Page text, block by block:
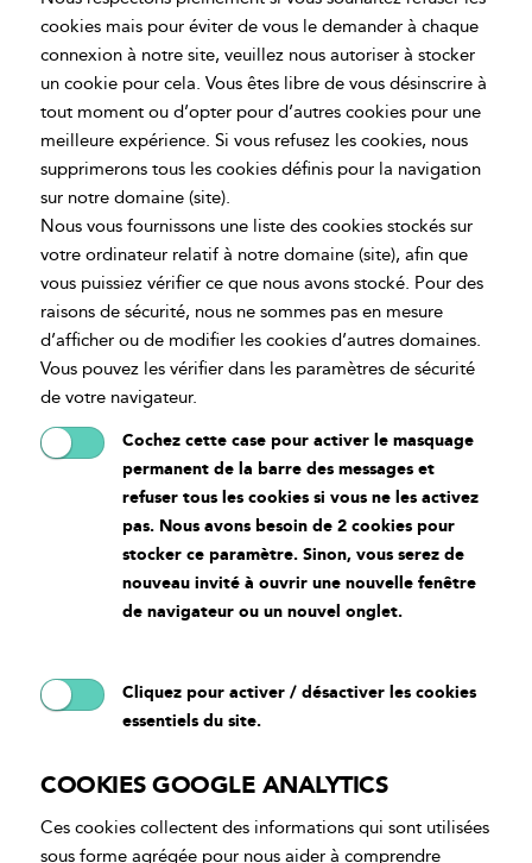
cookies mais pour éviter de vous le demander à chaque
connexion à notre site, veuillez nous autoriser à stocker
un cookie pour cela. Vous êtes libre de vous désinscrire à
tout moment ou d’opter pour d’autres cookies pour une
meilleure expérience. Si vous refusez les cookies, nous
supprimerons tous les cookies définis pour la navigation
sur notre domaine (site).
Nous vous fournissons une liste des cookies stockés sur
votre ordinateur relatif à notre domaine (site), afin que
vous puissiez vérifier ce que nous avons stocké. Pour des
raisons de sécurité, nous ne sommes pas en mesure
d’afficher ou de modifier les cookies d’autres domaines.
Vous pouvez les vérifier dans les paramètres de sécurité
de votre navigateur.
Cochez cette case pour activer le masquage
permanent de la barre des messages et
refuser tous les cookies si vous ne les activez
pas. Nous avons besoin de 2 cookies pour
stocker ce paramètre. Sinon, vous serez de
nouveau invité à ouvrir une nouvelle fenêtre
de navigateur ou un nouvel onglet.
Cliquez pour activer / désactiver les cookies
essentiels du site.
COOKIES GOOGLE ANALYTICS
Ces cookies collectent des informations qui sont utilisées
sous forme agrégée pour nous aider à comprendre